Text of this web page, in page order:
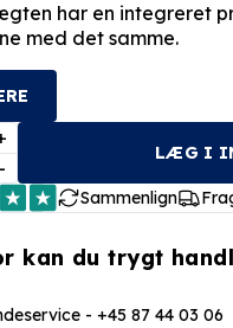
har en integreret
med det samme.
-
LÆG I
Sammenlign
kan du trygt
- +45 87 44 03 06